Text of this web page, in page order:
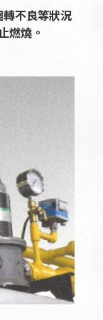
轉不良等狀況
燃燒。